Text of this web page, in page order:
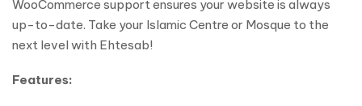
WooCommerce support ensures your website is always
up-to-date. Take your Islamic Centre or Mosque to the
next level with Ehtesab!
Features: